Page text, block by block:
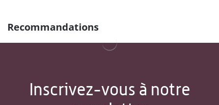
Recommandations
Inscrivez-vous à notre